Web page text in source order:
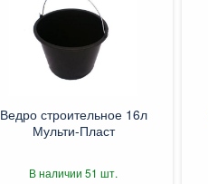
Ведро строительное 16л
Мульти-Пласт
В наличии 51 шт.